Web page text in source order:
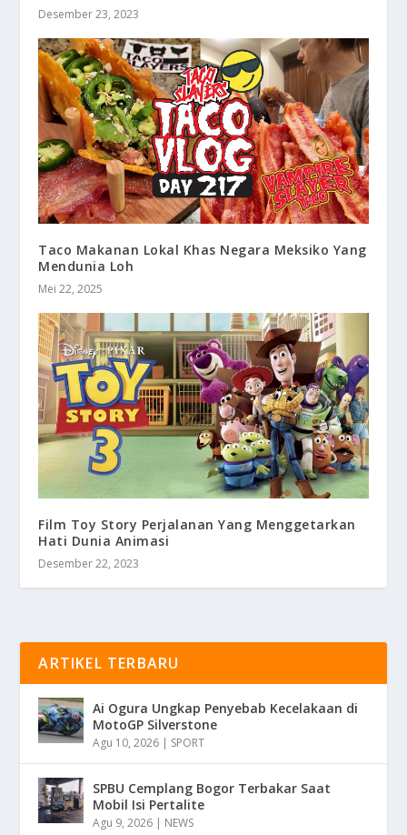
Desember 23, 2023
Taco Makanan Lokal Khas Negara Meksiko Yang
Mendunia Loh
Mei 22, 2025
Film Toy Story Perjalanan Yang Menggetarkan
Hati Dunia Animasi
Desember 22, 2023
ARTIKEL TERBARU
Ai Ogura Ungkap Penyebab Kecelakaan di
MotoGP Silverstone
Agu 10, 2026 | SPORT
SPBU Cemplang Bogor Terbakar Saat
Mobil Isi Pertalite
Agu 9, 2026 | NEWS